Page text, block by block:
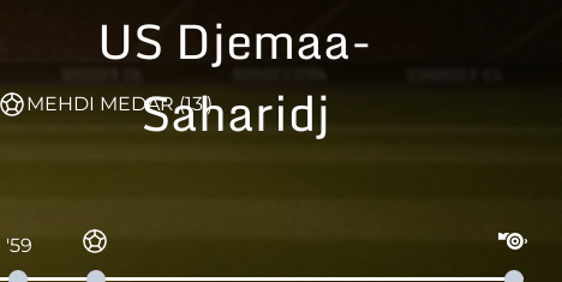
US Djemaa-
Saharidj
MEHDI MEDAR (13')
'59